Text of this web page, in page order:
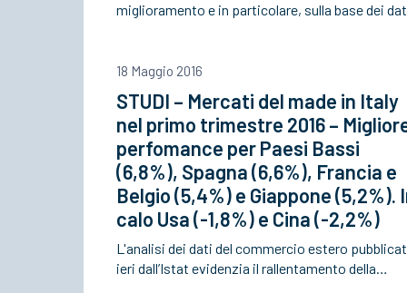
miglioramento e in particolare, sulla base dei
18 Maggio 2016
STUDI – Mercati del made in Italy
nel primo trimestre 2016 –
perfomance per Paesi Bassi
(6,8%), Spagna (6,6%), Francia e
Belgio (5,4%) e Giappone (5,2%).
calo Usa (-1,8%) e Cina (-2,2%)
L'analisi dei dati del commercio estero
ieri dall’Istat evidenzia il rallentamento della…